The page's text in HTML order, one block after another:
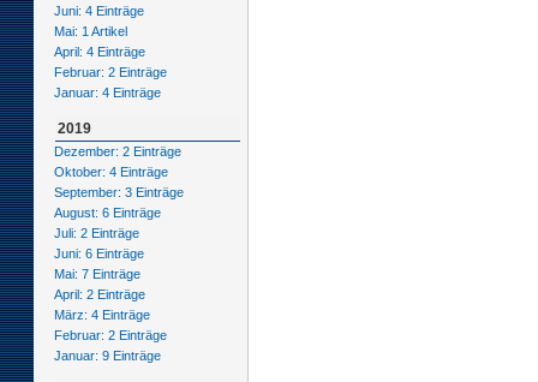
Juni: 4 Einträge
Mai: 1 Artikel
April: 4 Einträge
Februar: 2 Einträge
Januar: 4 Einträge
2019
Dezember: 2 Einträge
Oktober: 4 Einträge
September: 3 Einträge
August: 6 Einträge
Juli: 2 Einträge
Juni: 6 Einträge
Mai: 7 Einträge
April: 2 Einträge
März: 4 Einträge
Februar: 2 Einträge
Januar: 9 Einträge